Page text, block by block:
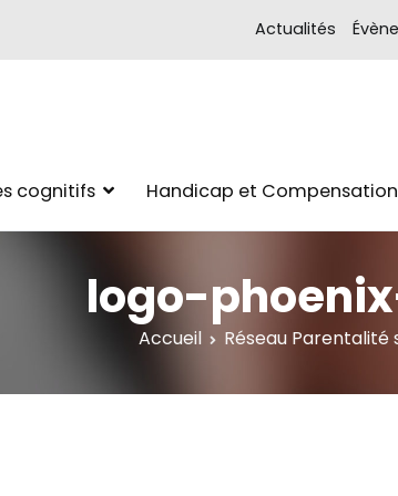
Actualités
cognitifs Handicap et Compensation
logo-
Accueil Réseau